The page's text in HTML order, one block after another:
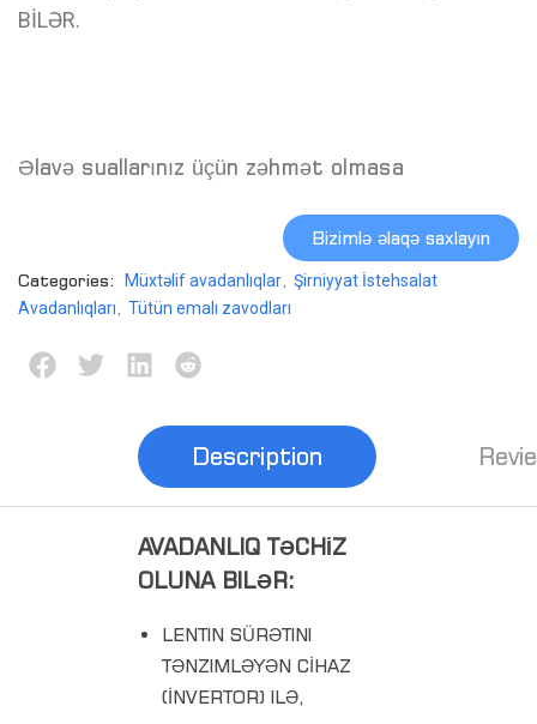
BİLƏR.
Əlavə suallarınız üçün zəhmət olmasa
Bizimlə əlaqə saxlayın
Categories: Müxtəlif avadanlıqlar, Şirniyyat İstehsalat
Avadanlıqları, Tütün emalı zavodları
Description
AVADANLIQ TƏCHİZ
OLUNA BILƏR:
LENTIN SÜRƏTINI
TƏNZIMLƏYƏN CİHAZ
(İNVERTOR) ILƏ,